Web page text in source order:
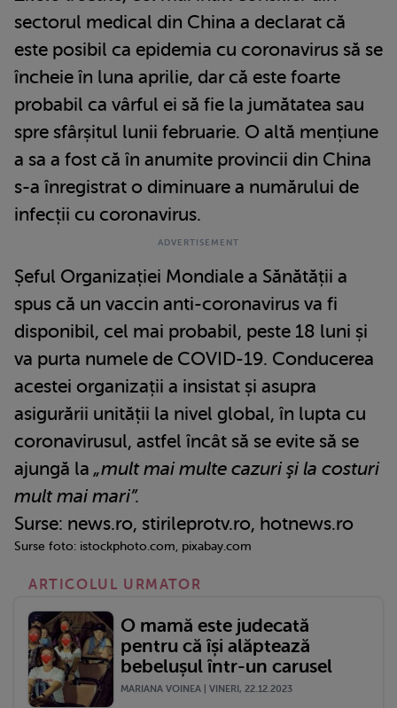
sectorul medical din China a declarat că
este posibil ca epidemia cu coronavirus să se
încheie în luna aprilie, dar că este foarte
probabil ca vârful ei să fie la jumătatea sau
spre sfârșitul lunii februarie. O altă mențiune
a sa a fost că în anumite provincii din China
s-a înregistrat o diminuare a numărului de
infecții cu coronavirus.
Șeful Organizației Mondiale a Sănătății a
spus că un vaccin anti-coronavirus va fi
disponibil, cel mai probabil, peste 18 luni și
va purta numele de COVID-19. Conducerea
acestei organizații a insistat și asupra
asigurării unității la nivel global, în lupta cu
coronavirusul, astfel încât să se evite să se
ajungă la „mult mai multe cazuri şi la costuri
mult mai mari”.
Surse: news.ro, stirileprotv.ro, hotnews.ro
Surse foto: istockphoto.com, pixabay.com
ARTICOLUL URMATOR
O mamă este judecată
pentru că își alăptează
bebelușul într-un carusel
MARIANA VOINEA | VINERI, 22.12.2023